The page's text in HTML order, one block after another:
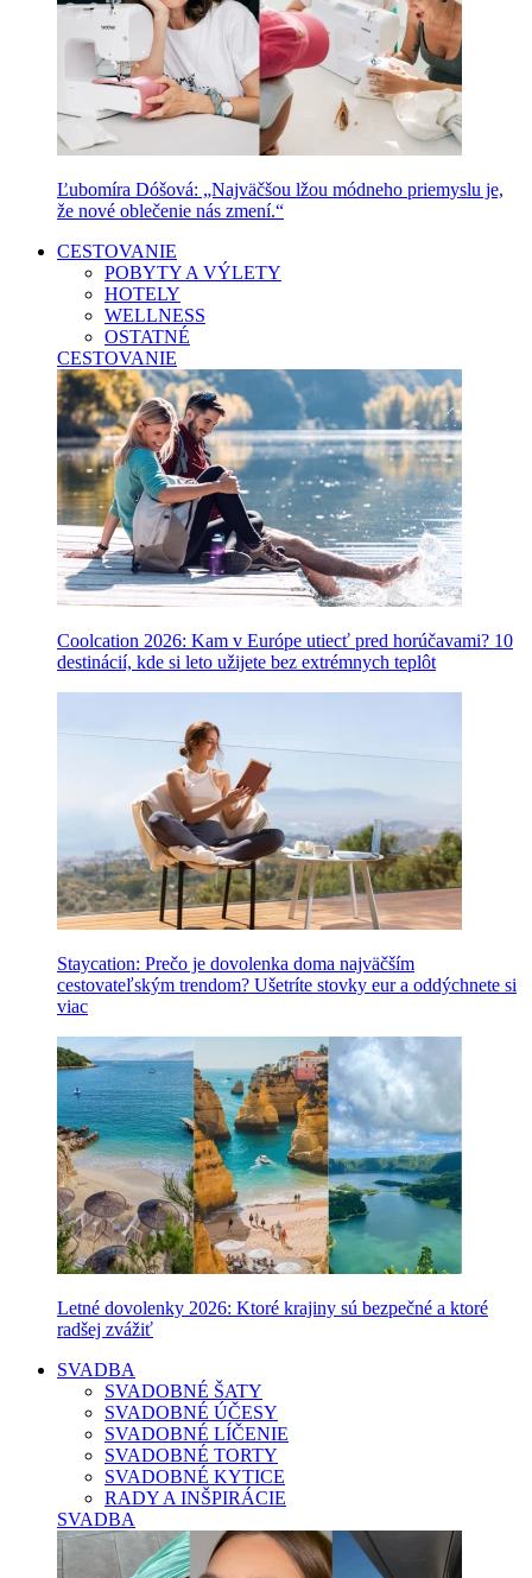
Ľubomíra Dóšová: „Najväčšou lžou módneho priemyslu je,
že nové oblečenie nás zmení.“
CESTOVANIE
POBYTY A VÝLETY
HOTELY
WELLNESS
OSTATNÉ
CESTOVANIE
Coolcation 2026: Kam v Európe utiecť pred horúčavami? 10
destinácií, kde si leto užijete bez extrémnych teplôt
Staycation: Prečo je dovolenka doma najväčším
cestovateľským trendom? Ušetríte stovky eur a oddýchnete si
viac
Letné dovolenky 2026: Ktoré krajiny sú bezpečné a ktoré
radšej zvážiť
SVADBA
SVADOBNÉ ŠATY
SVADOBNÉ ÚČESY
SVADOBNÉ LÍČENIE
SVADOBNÉ TORTY
SVADOBNÉ KYTICE
RADY A INŠPIRÁCIE
SVADBA